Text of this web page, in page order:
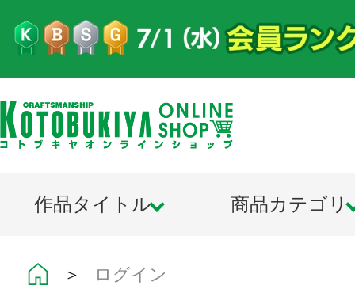
作品タイトル 商品カテゴリ
＞ ログイン